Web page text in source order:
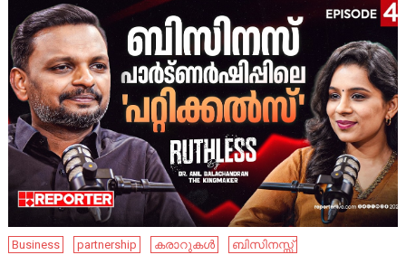
Business partnership കരാറുകൾ ബിസിനസ്സ്